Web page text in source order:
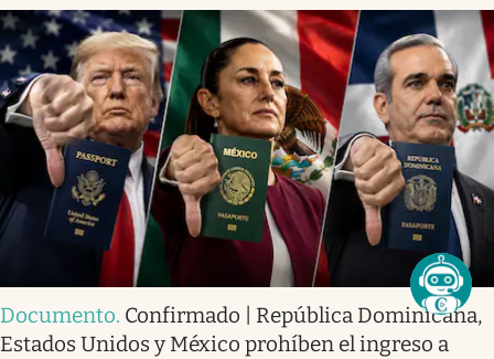
Documento. Confirmado | República Dominicana,
Estados Unidos y México prohíben el ingreso a